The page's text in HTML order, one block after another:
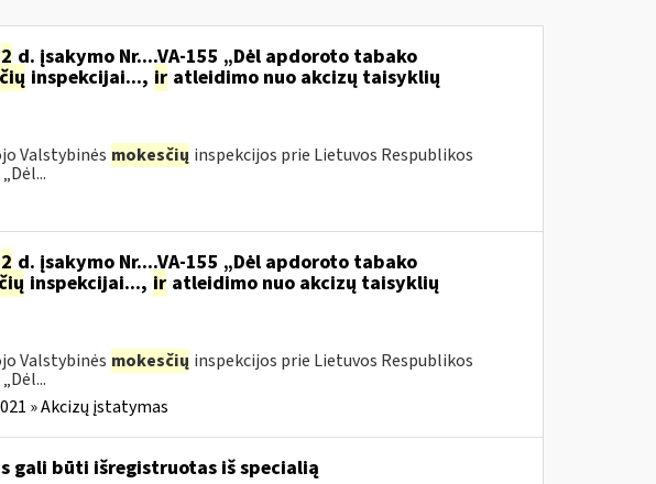
2d. įsakymo Nr....VA-155 „Dėl apdoroto tabako
inspekcijai..., iratleidimo nuo akcizų taisyklių
Valstybinės mokesčių inspekcijos prie Lietuvos Respublikos
2d. įsakymo Nr....VA-155 „Dėl apdoroto tabako
inspekcijai..., iratleidimo nuo akcizų taisyklių
Valstybinės mokesčių inspekcijos prie Lietuvos Respublikos
» Akcizų įstatymas
gali būti išregistruotas iš specialią